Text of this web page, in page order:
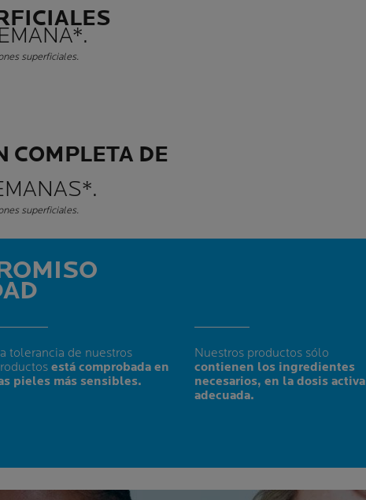
superficiales.
COMPLETA DE
superficiales.
tolerancia de nuestros
está comprobada en
pieles más sensibles.
Nuestros productos sólo
contienen los ingredientes
necesarios, en la dosis activa
adecuada.